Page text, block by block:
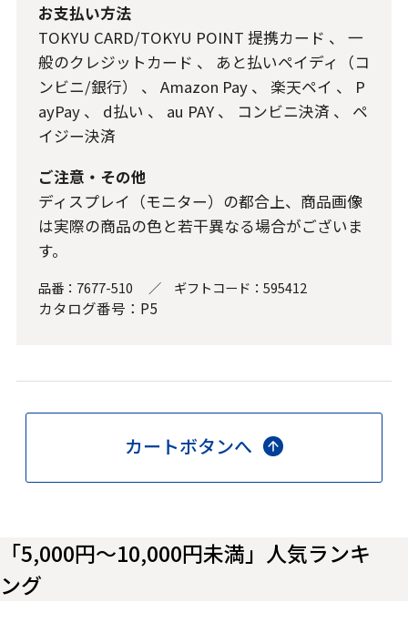
お支払い方法
TOKYU CARD/TOKYU POINT 提携カード 、 一
般のクレジットカード 、 あと払いペイディ（コ
ンビニ/銀行）
、 Amazon Pay、 楽天ペイ 、 P
ayPay、 d払い 、 au PAY、 コンビニ決済 、 ペ
イジー決済
ご注意・その他
ディスプレイ（モニター）の都合上、商品画像
は実際の商品の色と若干異なる場合がございま
す。
品番： 7677-510 ／ ギフトコード： 595412
カタログ番号：P5
カートボタンへ
「5,000円～10,000円未満」人気ランキ
ング